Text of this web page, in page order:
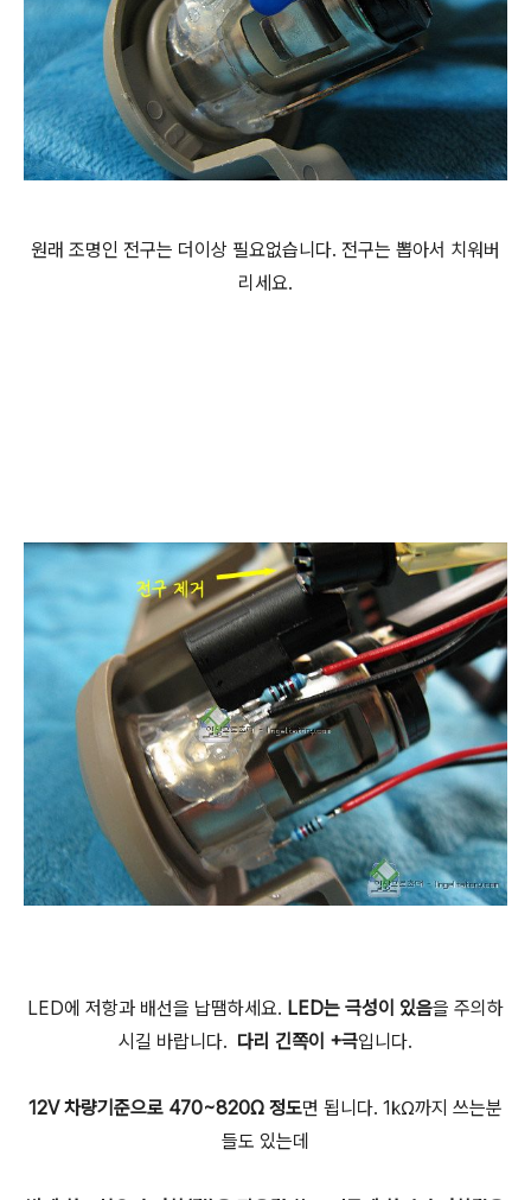
원래 조명인 전구는 더이상 필요없습니다. 전구는 뽑아서 치워버
리세요.
LED에 저항과 배선을 납땜하세요. LED는 극성이 있음을 주의하
시길 바랍니다. 다리 긴쪽이 +극입니다.
12V 차량기준으로 470~820Ω 정도면 됩니다. 1㏀까지 쓰는분
들도 있는데